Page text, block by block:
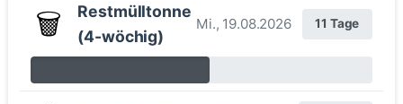
🗑️
Restmülltonne
(4-wöchig)
Mi., 19.08.2026 11 Tage